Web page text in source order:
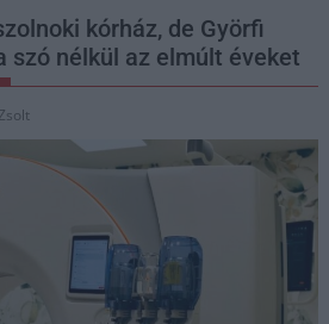
kórház, de Györfi
szó nélkül az elmúlt éveket